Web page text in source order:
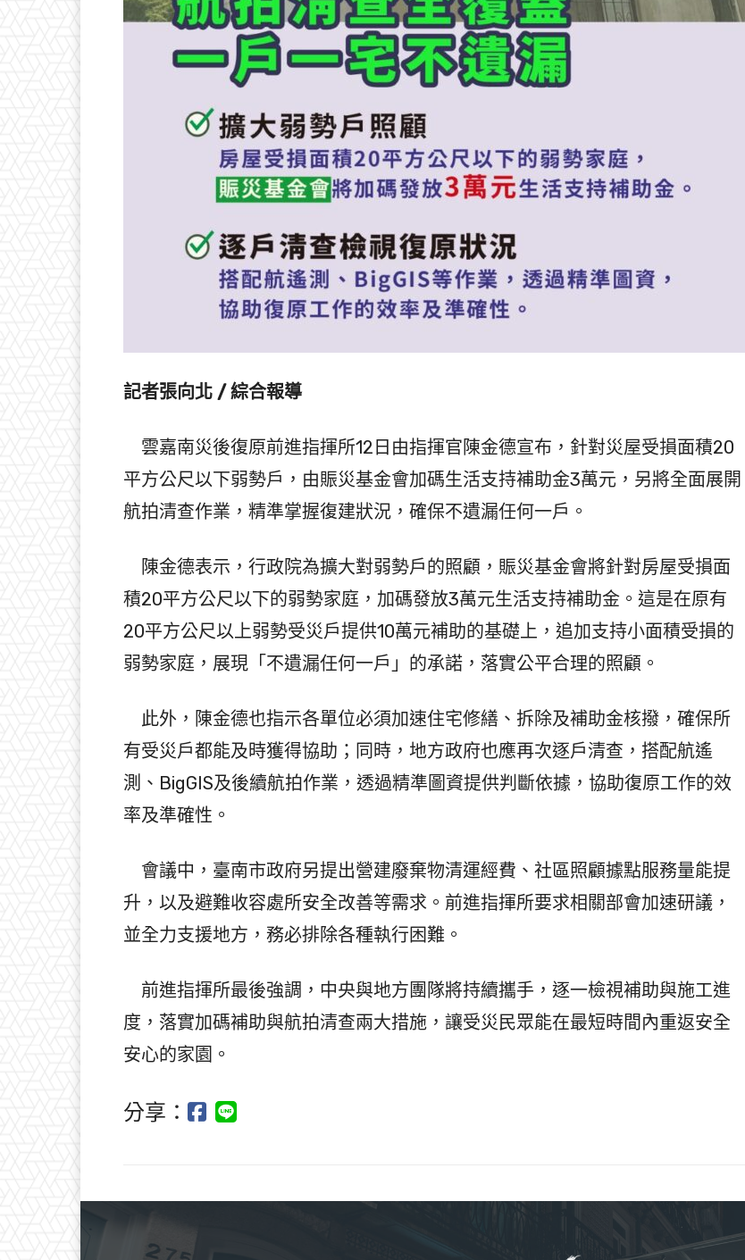
記者張向北 / 綜合報導
雲嘉南災後復原前進指揮所12日由指揮官陳金德宣布，針對災屋受損面積20
平方公尺以下弱勢戶，由賑災基金會加碼生活支持補助金3萬元，另將全面展開
航拍清查作業，精準掌握復建狀況，確保不遺漏任何一戶。
陳金德表示，行政院為擴大對弱勢戶的照顧，賑災基金會將針對房屋受損面
積20平方公尺以下的弱勢家庭，加碼發放3萬元生活支持補助金。這是在原有
20平方公尺以上弱勢受災戶提供10萬元補助的基礎上，追加支持小面積受損的
弱勢家庭，展現「不遺漏任何一戶」的承諾，落實公平合理的照顧。
此外，陳金德也指示各單位必須加速住宅修繕、拆除及補助金核撥，確保所
有受災戶都能及時獲得協助；同時，地方政府也應再次逐戶清查，搭配航遙
測、BigGIS及後續航拍作業，透過精準圖資提供判斷依據，協助復原工作的效
率及準確性。
會議中，臺南市政府另提出營建廢棄物清運經費、社區照顧據點服務量能提
升，以及避難收容處所安全改善等需求。前進指揮所要求相關部會加速研議，
並全力支援地方，務必排除各種執行困難。
前進指揮所最後強調，中央與地方團隊將持續攜手，逐一檢視補助與施工進
度，落實加碼補助與航拍清查兩大措施，讓受災民眾能在最短時間內重返安全
安心的家園。
分享：